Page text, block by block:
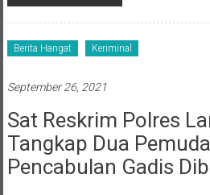
Berita Hangat Keriminal
September 26, 2021
Sat Reskrim Polres
Tangkap Dua
Pencabulan Gadis